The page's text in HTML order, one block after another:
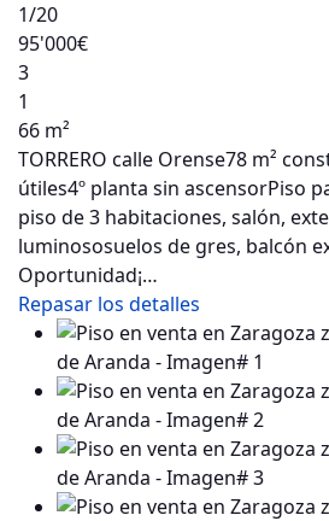
1/20
95'000€
3
1
66 m²
TORRERO calle Orense78 m²
útiles4º planta sin ascensorPiso
piso de 3 habitaciones, salón,
luminososuelos de gres, balcón
Oportunidad¡…
Repasar los detalles